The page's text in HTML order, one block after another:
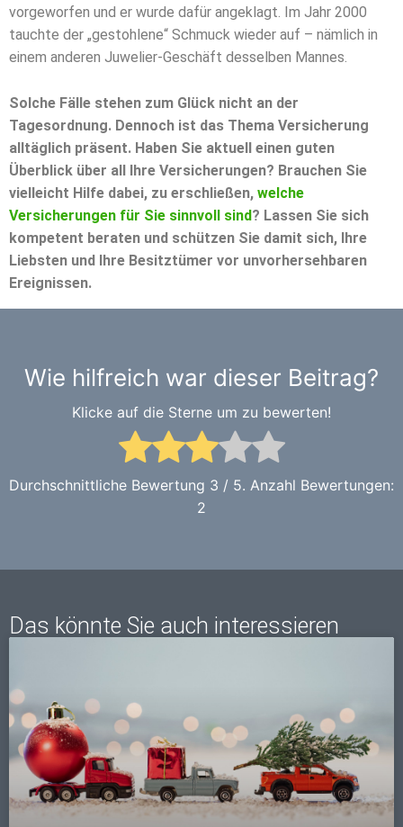
vorgeworfen und er wurde dafür angeklagt. Im Jahr 2000
tauchte der „gestohlene“ Schmuck wieder auf – nämlich in
einem anderen Juwelier-Geschäft desselben Mannes.
Solche Fälle stehen zum Glück nicht an der
Tagesordnung. Dennoch ist das Thema Versicherung
alltäglich präsent. Haben Sie aktuell einen guten
Überblick über all Ihre Versicherungen? Brauchen Sie
vielleicht Hilfe dabei, zu erschließen, welche
Versicherungen für Sie sinnvoll sind? Lassen Sie sich
kompetent beraten und schützen Sie damit sich, Ihre
Liebsten und Ihre Besitztümer vor unvorhersehbaren
Ereignissen.
Wie hilfreich war dieser Beitrag?
Klicke auf die Sterne um zu bewerten!
Durchschnittliche Bewertung 3 / 5. Anzahl Bewertungen:
2
Das könnte Sie auch interessieren